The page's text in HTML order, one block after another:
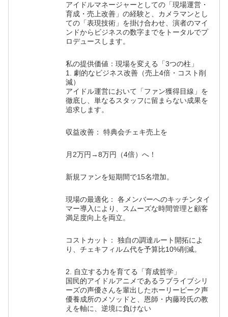
アイドルマネージャーとしての「現場運営・
育成・売上改善」の経験と、カメラマンとし
ての「表現技術」を掛け合わせ、演者のマイ
ンドからビジネスの数字までをトータルでプ
ロデュースします。
私の提供価値：現場を変える「3つの柱」
1. 劇的なビジネス改善（売上4倍・コスト削
減）
アイドル運営において「ファン獲得目線」を
徹底し、単なるスタッフに留まらない成果を
追求します。
収益改善： 特典会チェキ売上を
月2万円→8万円（4倍）へ！
新規ファンを短期間で15名増加。
現場の最適化： 各メンバーへのキッチンタイ
マー導入により、スムーズな時間管理と顧客
満足度向上を両立。
コストカット： 独自の調達ルート開拓によ
り、チェキフィルム代を予算比10%削減。
2. 自立する力を育てる「育成哲学」
国民的アイドルアニメであるラブライブシリ
ーズの声優さんを輩出したホーリーピーク声
優養成所のメソッドと、恩師・内藤玲氏の教
えを軸に、逆境に負けない